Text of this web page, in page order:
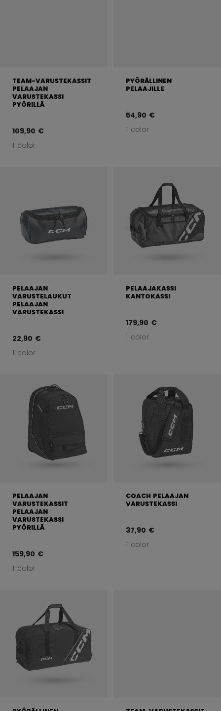
TEAM-VARUSTEKASSIT
PELAAJAN
VARUSTEKASSI
PYÖRILLÄ
109,90 €
1 color
PYÖRÄLLINEN
PELAAJILLE
54,90 €
1 color
PELAAJAN
VARUSTELAUKUT
PELAAJAN
VARUSTEKASSI
22,90 €
1 color
PELAAJAKASSI
KANTOKASSI
179,90 €
1 color
PELAAJAN
VARUSTEKASSIT
PELAAJAN
VARUSTEKASSI
PYÖRILLÄ
159,90 €
1 color
COACH PELAAJAN
VARUSTEKASSI
37,90 €
1 color